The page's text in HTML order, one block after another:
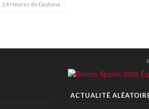
24 Heures de Daytona
ACTUALITÉ